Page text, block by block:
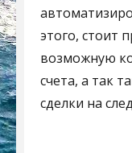
этого, стоит
возможную
счета, а так
сделки на